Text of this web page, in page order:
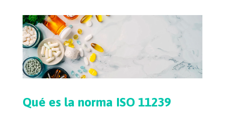
Qué es la norma ISO 11239